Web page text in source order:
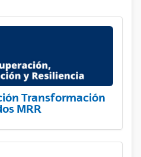
Transformación
MRR